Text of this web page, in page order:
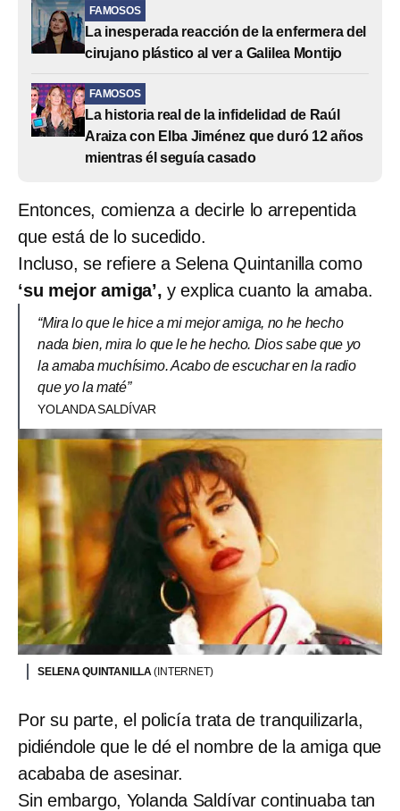
FAMOSOS
La inesperada reacción de la enfermera del
cirujano plástico al ver a Galilea Montijo
FAMOSOS
La historia real de la infidelidad de Raúl
Araiza con Elba Jiménez que duró 12 años
mientras él seguía casado
Entonces, comienza a decirle lo arrepentida
que está de lo sucedido.
Incluso, se refiere a Selena Quintanilla como
‘su mejor amiga’, y explica cuanto la amaba.
“Mira lo que le hice a mi mejor amiga, no he hecho
nada bien, mira lo que le he hecho. Dios sabe que yo
la amaba muchísimo. Acabo de escuchar en la radio
que yo la maté”
YOLANDA SALDÍVAR
SELENA QUINTANILLA(INTERNET)
Por su parte, el policía trata de tranquilizarla,
pidiéndole que le dé el nombre de la amiga que
acababa de asesinar.
Sin embargo, Yolanda Saldívar continuaba tan